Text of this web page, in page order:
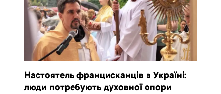
Настоятель францисканців в Україні:
люди потребують духовної опори